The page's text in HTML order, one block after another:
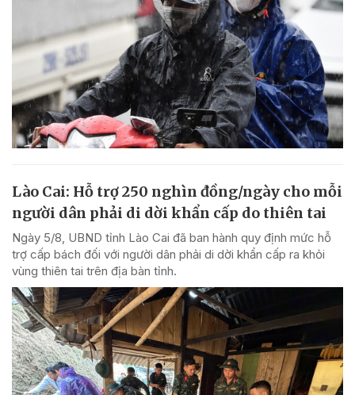
Lào Cai: Hỗ trợ 250 nghìn đồng/ngày cho mỗi
người dân phải di dời khẩn cấp do thiên tai
Ngày 5/8, UBND tỉnh Lào Cai đã ban hành quy định mức hỗ
trợ cấp bách đối với người dân phải di dời khẩn cấp ra khỏi
vùng thiên tai trên địa bàn tỉnh.